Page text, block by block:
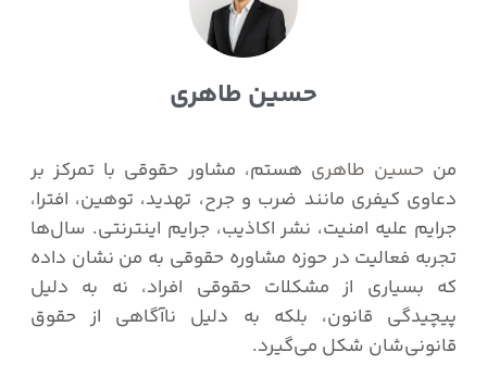
حسین طاهری
من حسین طاهری هستم، مشاور حقوقی با تمرکز بر
دعاوی کیفری مانند ضرب و جرح، تهدید، توهین، افترا،
جرایم علیه امنیت، نشر اکاذیب، جرایم اینترنتی. سال‌ها
تجربه فعالیت در حوزه مشاوره حقوقی به من نشان داده
که بسیاری از مشکلات حقوقی افراد، نه به دلیل
پیچیدگی قانون، بلکه به دلیل ناآگاهی از حقوق